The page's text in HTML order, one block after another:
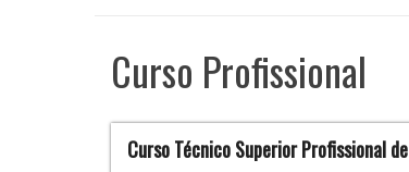
Curso Profissional
Curso Técnico Superior Profissional